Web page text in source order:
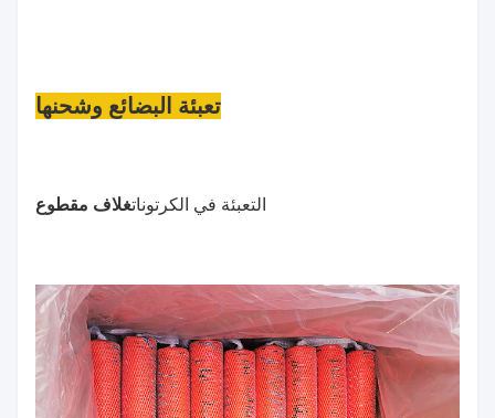
تعبئة البضائع وشحنها
التعبئة في الكرتوناتغلاف مقطوع